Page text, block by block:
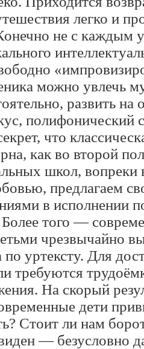
легко и
не с каждым
можно увлечь
развить на
полифонический
что
как во второй
школ, вопреки
предлагаем
в исполнении
того —
чрезвычайно
уртексту. Для
требуются
На скорый
дети
Стоит ли нам
— безусловно